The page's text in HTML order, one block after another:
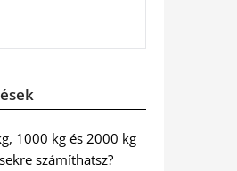
1000 kg és 2000 kg
számíthatsz?